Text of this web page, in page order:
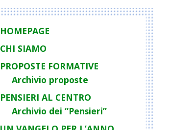
HOMEPAGE
CHI SIAMO
PROPOSTE FORMATIVE
Archivio proposte
PENSIERI AL CENTRO
Archivio dei “Pensieri”